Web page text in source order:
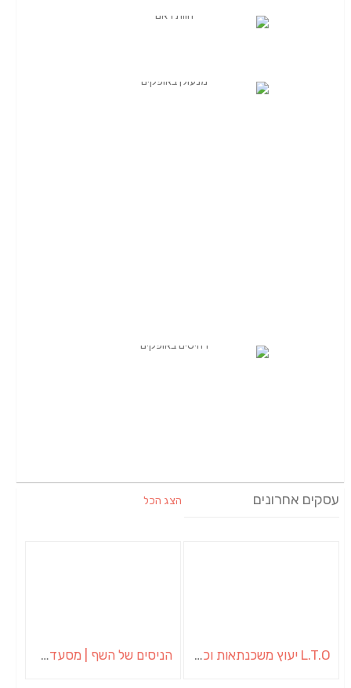
עסקים אחרונים הצג הכל
L.T.O יעוץ משכנתאות וכלכלת משפחה | יועץ משכנתאות באשכול הניסים של השף | מסעדת שף בבית | ארוחות גורמה